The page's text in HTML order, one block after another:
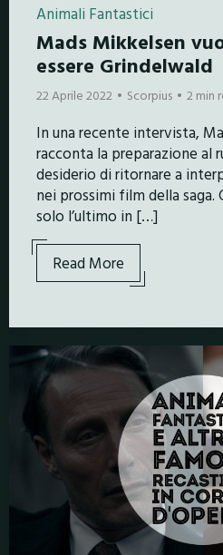
Animali Fantastici
Mads Mikkelsen
essere Grindelwald
22 Aprile 2022 Scorpius 2 min
In una recente intervista,
racconta la preparazione al
desiderio di ritornare a
nei prossimi film della saga.
solo l’ultimo in […]
Read More